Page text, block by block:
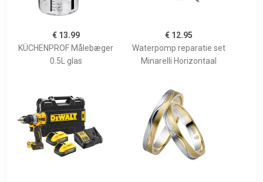
€ 13.99
KÜCHENPROF Målebæger
0.5L glas
€ 12.95
Waterpomp reparatie set
Minarelli Horizontaal